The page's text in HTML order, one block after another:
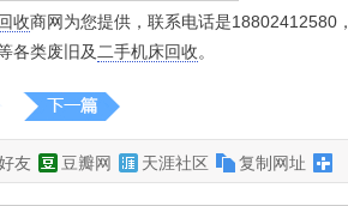
收商网为您提供，联系电话是18802412580，
各类废旧及 二手机床回收。
友 豆瓣网 天涯社区 复制网址